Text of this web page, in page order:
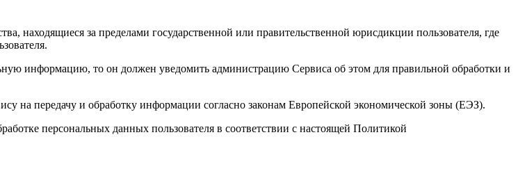
находящиеся за пределами государственной или правительственной юрисдикции пользователя, где
информацию, то он должен уведомить администрацию Сервиса об этом для правильной обработки и
на передачу и обработку информации согласно законам Европейской экономической зоны (ЕЭЗ).
персональных данных пользователя в соответствии с настоящей Политикой